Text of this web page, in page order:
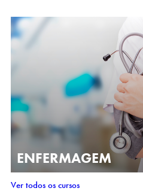
ENFERMAGEM
Ver todos os cursos